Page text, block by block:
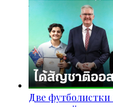
Две